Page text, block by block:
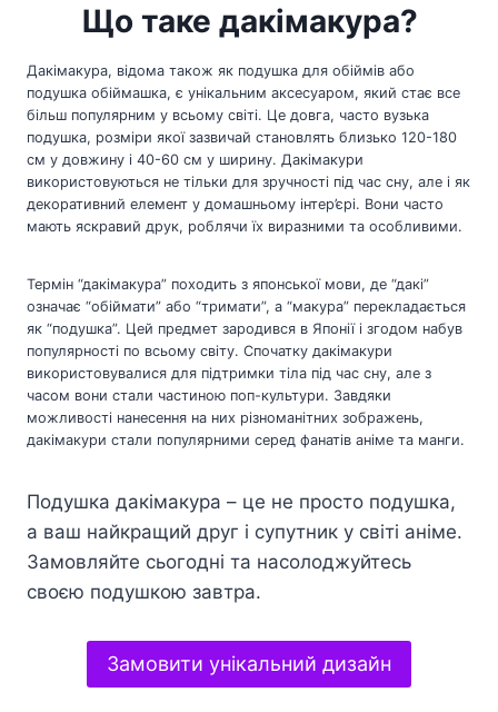
Що таке дакімакура?
Дакімакура, відома також як подушка для обіймів або
подушка обіймашка, є унікальним аксесуаром, який стає все
більш популярним у всьому світі. Це довга, часто вузька
подушка, розміри якої зазвичай становлять близько 120-180
см у довжину і 40-60 см у ширину. Дакімакури
використовуються не тільки для зручності під час сну, але і як
декоративний елемент у домашньому інтер’єрі. Вони часто
мають яскравий друк, роблячи їх виразними та особливими.
Термін “дакімакура” походить з японської мови, де “дакі”
означає “обіймати” або “тримати”, а “макура” перекладається
як “подушка”. Цей предмет зародився в Японії і згодом набув
популярності по всьому світу. Спочатку дакімакури
використовувалися для підтримки тіла під час сну, але з
часом вони стали частиною поп-культури. Завдяки
можливості нанесення на них різноманітних зображень,
дакімакури стали популярними серед фанатів аніме та манги.
Подушка дакімакура – це не просто подушка,
а ваш найкращий друг і супутник у світі аніме.
Замовляйте сьогодні та насолоджуйтесь
своєю подушкою завтра.
Замовити унікальний дизайн